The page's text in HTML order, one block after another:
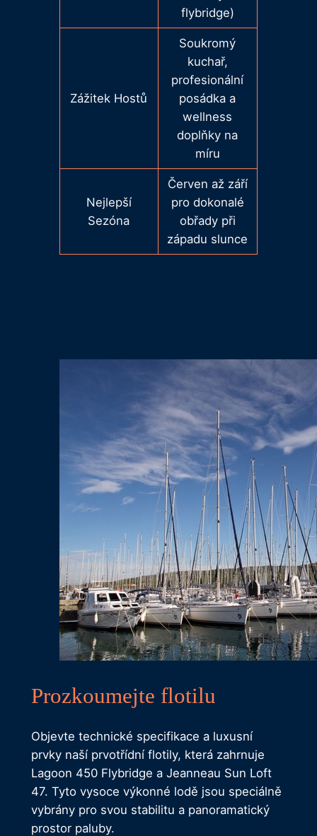
flybridge)
Zážitek Hostů
Soukromý
kuchař,
profesionální
posádka a
wellness
doplňky na
míru
Nejlepší
Sezóna
Červen až září
pro dokonalé
obřady při
západu slunce
Prozkoumejte flotilu
Objevte technické specifikace a luxusní
prvky naší prvotřídní flotily, která zahrnuje
Lagoon 450 Flybridge a Jeanneau Sun Loft
47. Tyto vysoce výkonné lodě jsou speciálně
vybrány pro svou stabilitu a panoramatický
prostor paluby.